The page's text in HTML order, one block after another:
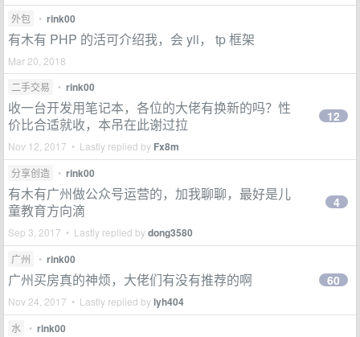
外包 • rink00
有木有 PHP 的活可介绍我，会 yii， tp 框架
Mar 20, 2018
二手交易
• rink00
收一台开发用笔记本，各位的大佬有换新的吗？性
价比合适就收，本吊在此谢过拉
Nov 12, 2017 • Lastly replied by Fx8m
12
分享创造 • rink00
有木有广州做公众号运营的，加我聊聊，最好是儿
童教育方向滴
Sep 3, 2017 • Lastly replied bydong3580
4
广州 • rink00
广州买房真的神烦，大佬们有没有推荐的啊
Nov 24, 2017 • Lastly replied bylyh404
60
水 • rink00